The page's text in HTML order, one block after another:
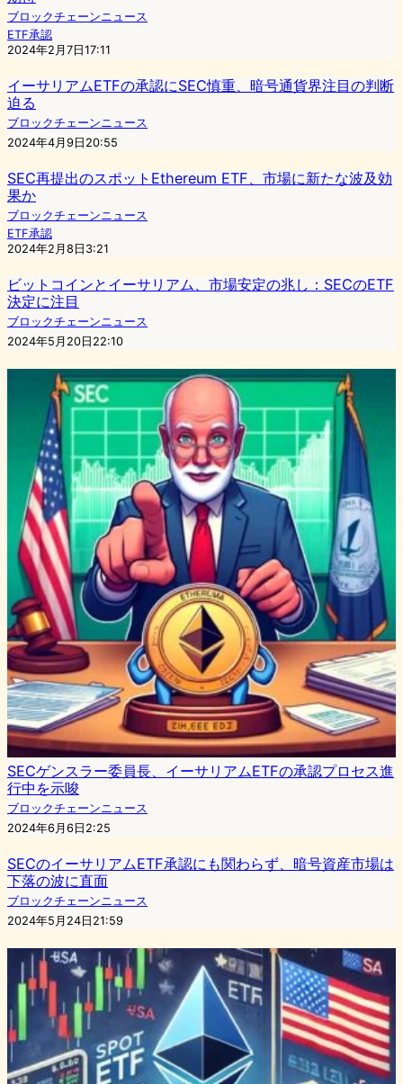
ブロックチェーンニュース
ETF承認
2024年2月7日17:11
イーサリアムETFの承認にSEC慎重、暗号通貨界注目の判断
迫る
ブロックチェーンニュース
2024年4月9日20:55
SEC再提出のスポットEthereum ETF、市場に新たな波及効
果か
ブロックチェーンニュース
ETF承認
2024年2月8日3:21
ビットコインとイーサリアム、市場安定の兆し：SECのETF
決定に注目
ブロックチェーンニュース
2024年5月20日22:10
SECゲンスラー委員長、イーサリアムETFの承認プロセス進
行中を示唆
ブロックチェーンニュース
2024年6月6日2:25
SECのイーサリアムETF承認にも関わらず、暗号資産市場は
下落の波に直面
ブロックチェーンニュース
2024年5月24日21:59